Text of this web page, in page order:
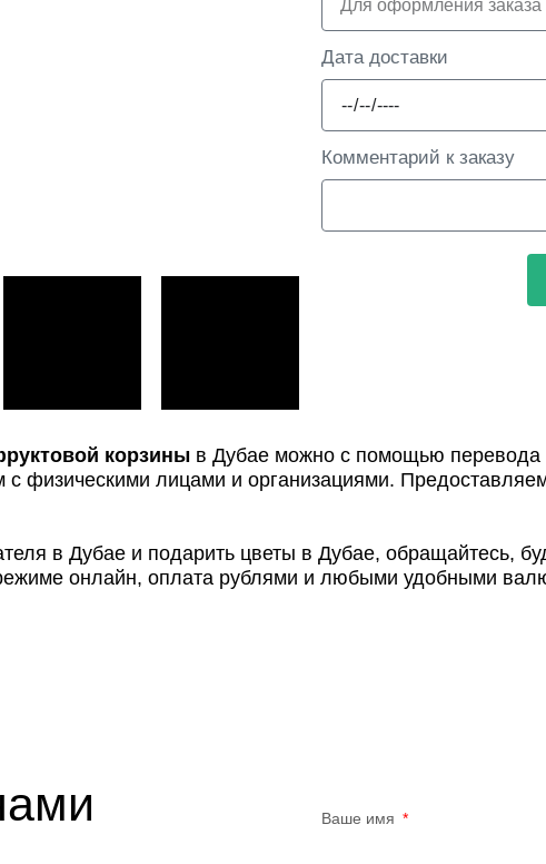
Дата доставки
Комментарий к заказу
корзины в Дубае можно с помощью перевода
физическими лицами и организациями.
в Дубае и подарить цветы в Дубае, обращайтесь,
онлайн, оплата рублями и любыми удобными
Ваше имя